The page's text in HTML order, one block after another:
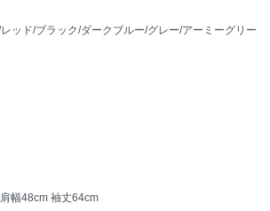
ッド/ブラック/ダークブルー/グレー/アーミーグリー
幅48cm 袖丈64cm